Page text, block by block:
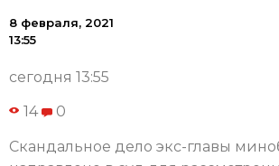
8 февраля, 2021
13:55
сегодня 13:55
14 0
Скандальное дело экс-главы